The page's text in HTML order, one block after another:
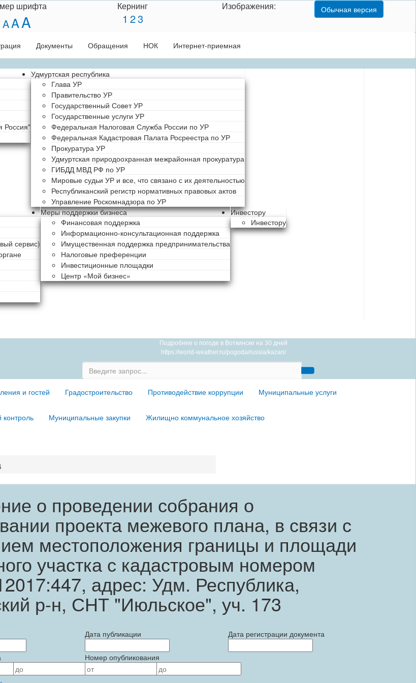
шрифта
AAA
Кернинг
1 23
Изображения: Обычная версия
Документы Обращения НОК Интернет-приемная
Россия"
Удмуртская республика
Глава УР
Правительство УР
Государственный Совет УР
Государственные услуги УР
Федеральная Налоговая Служба России по УР
Федеральная Кадастровая Палата Росреестра по УР
Прокуратура УР
Удмуртская природоохранная межрайонная прокуратура
ГИБДД МВД РФ по УР
Мировые судьи УР и все, что связано с их деятельностью
Республиканский регистр нормативных правовых актов
Управление Роскомнадзора по УР
сервис)
Меры поддержки бизнеса
Финансовая поддержка
Информационно-консультационная поддержка
Имущественная поддержка предпринимательства
Налоговые преференции
Инвестиционные площадки
Центр «Мой бизнес»
Инвестору
Инвестору
Подробнее о погоде в Воткинске на 30 дней
https://world-weather.ru/pogoda/russia/kazan/
и гостей Градостроительство Противодействие коррупции Муниципальные услуги
Муниципальные закупки Жилищно коммунальное хозяйство
о проведении собрания о
проекта межевого плана, в связи с
местоположения границы и площади
участка с кадастровым номером
адрес: Удм. Республика,
р-н, СНТ "Июльское", уч. 173
Дата публикации Дата регистрации документа
Номер опубликования